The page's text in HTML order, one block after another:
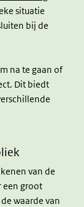
situatie
bij de
na te gaan of
Dit biedt
van de
een groot
waarde van